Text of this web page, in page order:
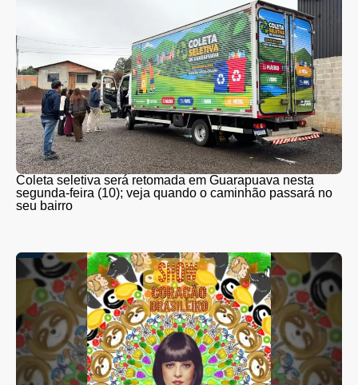
Coleta seletiva será retomada em Guarapuava nesta
segunda-feira (10); veja quando o caminhão passará no
seu bairro